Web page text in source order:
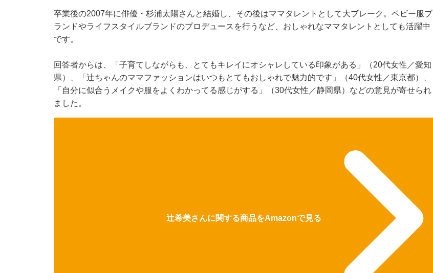
卒業後の2007年に俳優・杉浦太陽さんと結婚し、その後はママタレントとして大ブレーク。ベビー服ブ
ランドやライフスタイルブランドのプロデュースを行うなど、おしゃれなママタレントとしても活躍中
です。
回答者からは、「子育てしながらも、とてもキレイにオシャレしている印象がある」（20代女性／愛知
県）、「辻ちゃんのママファッションはいつもとてもおしゃれで魅力的です」（40代女性／東京都）、
「自分に似合うメイクや服をよくわかってる感じがする」（30代女性／静岡県）などの意見が寄せられ
ました。
辻希美さんに関する商品をAmazonで見る